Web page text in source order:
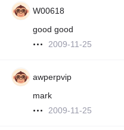
W00618
good good
2009-11-25
awperpvip
mark
2009-11-25